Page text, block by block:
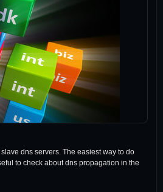
dns servers. The easiest way to do
to check about dns propagation in the